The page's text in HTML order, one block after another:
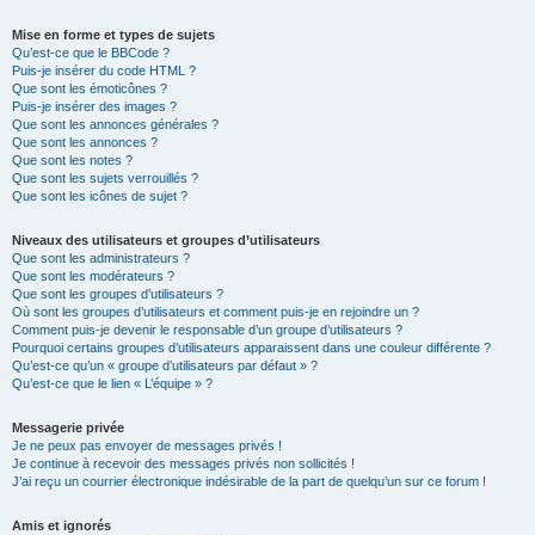
Mise en forme et types de sujets
Qu’est-ce que le BBCode ?
Puis-je insérer du code HTML ?
Que sont les émoticônes ?
Puis-je insérer des images ?
Que sont les annonces générales ?
Que sont les annonces ?
Que sont les notes ?
Que sont les sujets verrouillés ?
Que sont les icônes de sujet ?
Niveaux des utilisateurs et groupes d’utilisateurs
Que sont les administrateurs ?
Que sont les modérateurs ?
Que sont les groupes d’utilisateurs ?
Où sont les groupes d’utilisateurs et comment puis-je en rejoindre un ?
Comment puis-je devenir le responsable d’un groupe d’utilisateurs ?
Pourquoi certains groupes d’utilisateurs apparaissent dans une couleur différente ?
Qu’est-ce qu’un « groupe d’utilisateurs par défaut » ?
Qu’est-ce que le lien « L’équipe » ?
Messagerie privée
Je ne peux pas envoyer de messages privés !
Je continue à recevoir des messages privés non sollicités !
J’ai reçu un courrier électronique indésirable de la part de quelqu’un sur ce forum !
Amis et ignorés